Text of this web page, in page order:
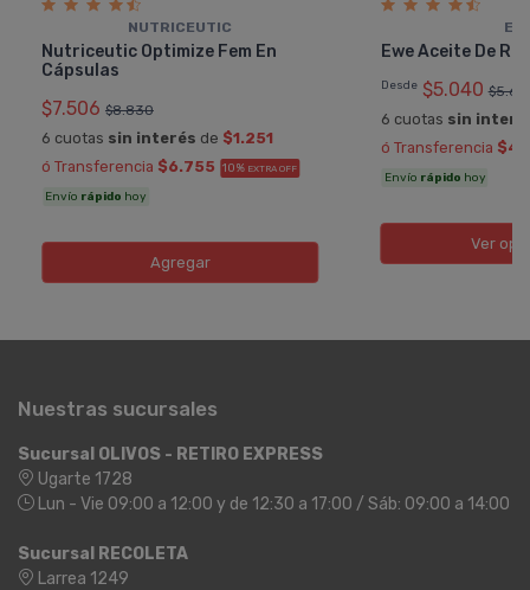
NUTRICEUTIC
Nutriceutic Optimize Fem En
Cápsulas
$7.506 $8.830
6 cuotas sin interés de $1.251
ó Transferencia $6.755 10% EXTRA OFF
Envío rápido hoy
Agregar
Ewe Aceite De
Desde $5.040
6 cuotas sin
ó Transferencia
Envío rápido hoy
Ver
Nuestras sucursales
Sucursal OLIVOS - RETIRO EXPRESS
Ugarte 1728
Lun - Vie 09:00 a 12:00 y de 12:30 a 17:00 / Sáb: 09:00 a 14:00
Sucursal RECOLETA
Larrea 1249